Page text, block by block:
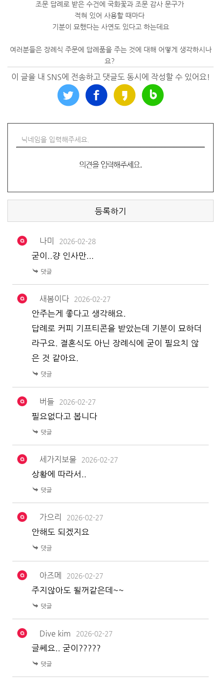
조문 답례로 받은 수건에 국화꽃과 조문 감사 문구가
적혀 있어 사용할 때마다
기분이 묘했다는 사연도 있다고 하는데요
여러분들은 장례식 주문에 답례품을 주는 것에 대해 어떻게 생각하시나
요?
이 글을 내 SNS에 전송하고 댓글도 동시에 작성할 수 있어요!
등록하기
나미 2026-02-28
굳이..걍 인사만...
새봄이다 2026-02-27
안주는게 좋다고 생각해요.
답례로 커피 기프티콘을 받았는데 기분이 묘하더
라구요. 결혼식도 아닌 장례식에 굳이 필요치 않
은 것 같아요.
버들 2026-02-27
필요없다고 봅니다
세가지보물 2026-02-27
상황에 따라서..
가으리 2026-02-27
안해도 되겠지요
아즈메 2026-02-27
주지않아도 될꺼같은데~~
Dive kim 2026-02-27
글쎄요.. 굳이?????